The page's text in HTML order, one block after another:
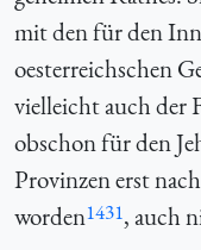
mit den für den
oesterreichschen
vielleicht auch der
obschon für den
Provinzen erst
worden1431, auch